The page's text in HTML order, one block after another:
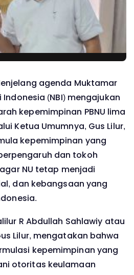
agenda Muktamar
Indonesia (NBI) mengajukan
kepemimpinan PBNU lima
Ketua Umumnya, Gus Lilur,
kepemimpinan yang
dan tokoh
NU tetap menjadi
dan kebangsaan yang
R Abdullah Sahlawiy atau
Lilur, mengatakan bahwa
kepemimpinan yang
otoritas keulamaan